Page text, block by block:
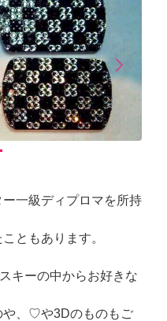
arrow_forward_iosNext
一級ディプロマを所持
ともあります。
キーの中からお好きな
や、♡や3Dのものもご